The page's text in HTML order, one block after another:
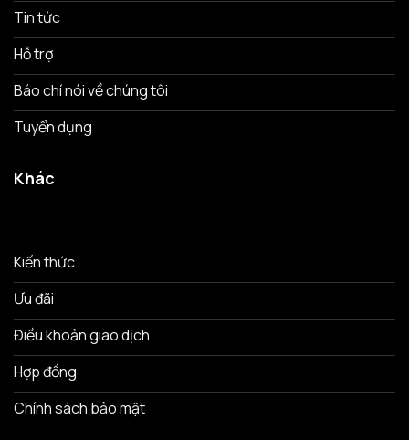
Tin tức
Hỗ trợ
Báo chí nói về chúng tôi
Tuyển dụng
Khác
Kiến thức
Ưu đãi
Điều khoản giao dịch
Hợp đồng
Chính sách bảo mật